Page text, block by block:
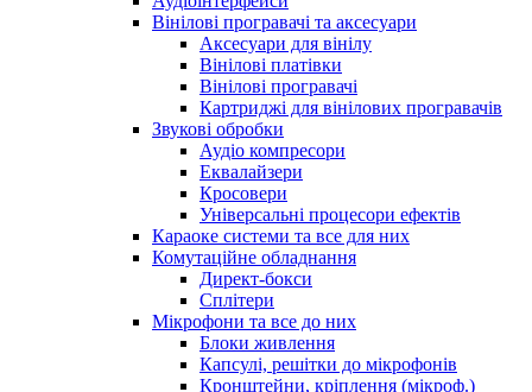
Вінілові програвачі та аксесуари
Аксесуари для вінілу
Вінілові платівки
Вінілові програвачі
Картриджі для вінілових програвачів
Звукові обробки
Аудіо компресори
Еквалайзери
Кросовери
Універсальні процесори ефектів
Караоке системи та все для них
Комутаційне обладнання
Директ-бокси
Сплітери
Мікрофони та все до них
Блоки живлення
Капсулі, решітки до мікрофонів
Кронштейни, кріплення (мікроф.)